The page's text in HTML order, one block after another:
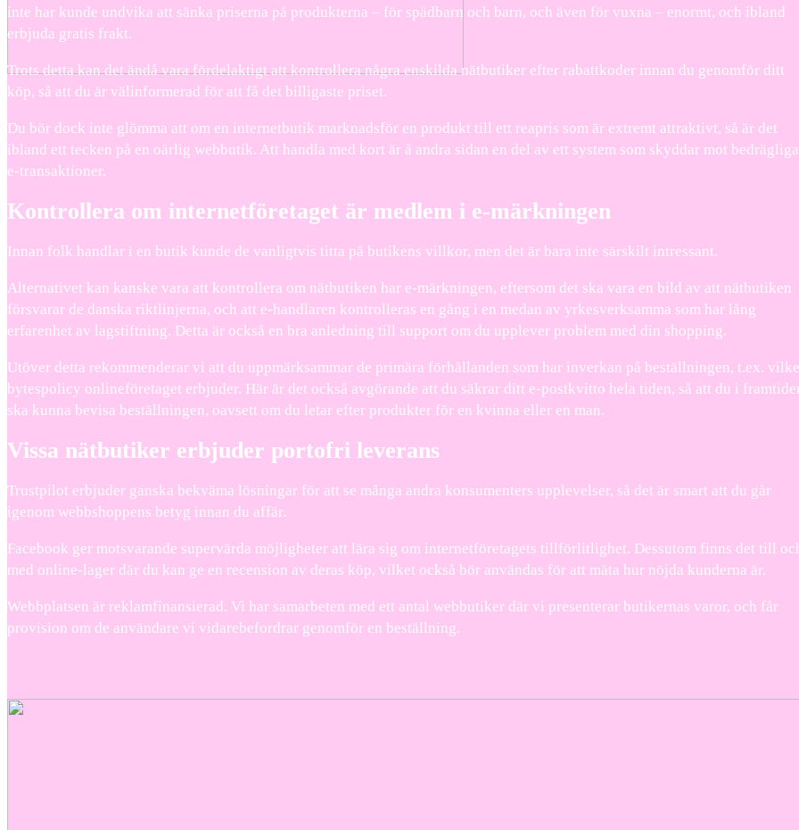
inte har kunde undvika att sänka priserna på produkterna – för spädbarn och barn, och även för vuxna – enormt, och ibland
erbjuda gratis frakt.
Trots detta kan det ändå vara fördelaktigt att kontrollera några enskilda nätbutiker efter rabattkoder innan du genomför ditt
köp, så att du är välinformerad för att få det billigaste priset.
Du bör dock inte glömma att om en internetbutik marknadsför en produkt till ett reapris som är extremt attraktivt, så är det
ibland ett tecken på en oärlig webbutik. Att handla med kort är å andra sidan en del av ett system som skyddar mot bedrägliga
e-transaktioner.
Kontrollera om internetföretaget är medlem i e-märkningen
Innan folk handlar i en butik kunde de vanligtvis titta på butikens villkor, men det är bara inte särskilt intressant.
Alternativet kan kanske vara att kontrollera om nätbutiken har e-märkningen, eftersom det ska vara en bild av att nätbutiken
försvarar de danska riktlinjerna, och att e-handlaren kontrolleras en gång i en medan av yrkesverksamma som har lång
erfarenhet av lagstiftning. Detta är också en bra anledning till support om du upplever problem med din shopping.
Utöver detta rekommenderar vi att du uppmärksammar de primära förhållanden som har inverkan på beställningen, t.ex.
bytespolicy onlineföretaget erbjuder. Här är det också avgörande att du säkrar ditt e-postkvitto hela tiden, så att du i
ska kunna bevisa beställningen, oavsett om du letar efter produkter för en kvinna eller en man.
Vissa nätbutiker erbjuder portofri leverans
Trustpilot erbjuder ganska bekväma lösningar för att se många andra konsumenters upplevelser, så det är smart att du går
igenom webbshoppens betyg innan du affär.
Facebook ger motsvarande supervärda möjligheter att lära sig om internetföretagets tillförlitlighet. Dessutom finns det till
med online-lager där du kan ge en recension av deras köp, vilket också bör användas för att mäta hur nöjda kunderna är.
Webbplatsen är reklamfinansierad. Vi har samarbeten med ett antal webbutiker där vi presenterar butikernas varor, och får
provision om de användare vi vidarebefordrar genomför en beställning.